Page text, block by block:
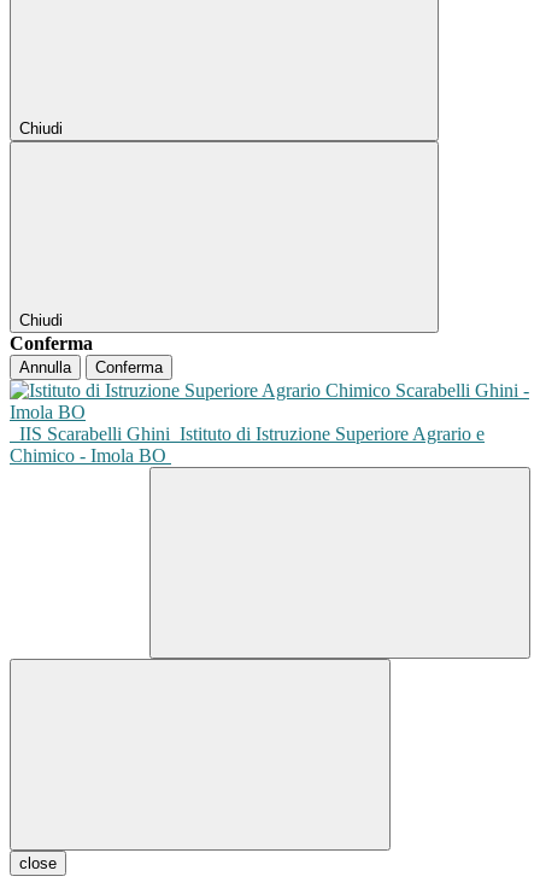
Chiudi
Chiudi
Conferma
Annulla Conferma
IIS Scarabelli Ghini Istituto di Istruzione Superiore Agrario e
Chimico - Imola BO
close